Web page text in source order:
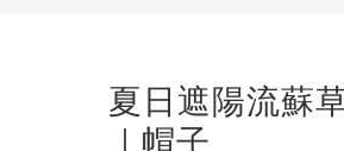
夏日遮陽流蘇
｜帽子